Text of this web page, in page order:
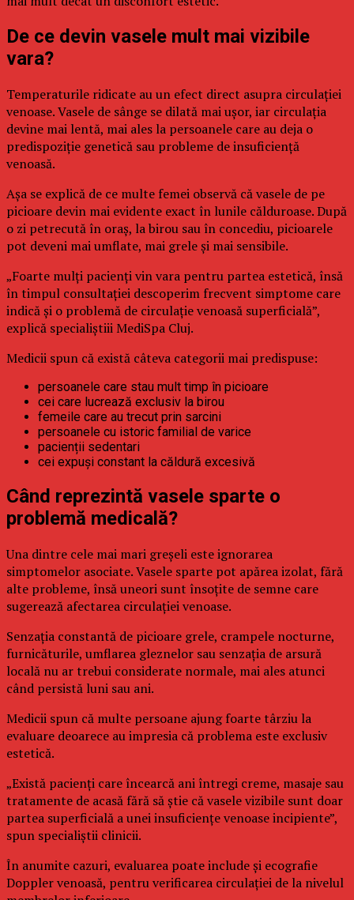
De ce devin vasele mult mai vizibile
vara?
Temperaturile ridicate au un efect direct asupra circulației
venoase. Vasele de sânge se dilată mai ușor, iar circulația
devine mai lentă, mai ales la persoanele care au deja o
predispoziție genetică sau probleme de insuficiență
venoasă.
Așa se explică de ce multe femei observă că vasele de pe
picioare devin mai evidente exact în lunile călduroase. După
o zi petrecută în oraș, la birou sau în concediu, picioarele
pot deveni mai umflate, mai grele și mai sensibile.
„Foarte mulți pacienți vin vara pentru partea estetică, însă
în timpul consultației descoperim frecvent simptome care
indică și o problemă de circulație venoasă superficială”,
explică specialiștiii MediSpa Cluj.
Medicii spun că există câteva categorii mai predispuse:
persoanele care stau mult timp în picioare
cei care lucrează exclusiv la birou
femeile care au trecut prin sarcini
persoanele cu istoric familial de varice
pacienții sedentari
cei expuși constant la căldură excesivă
Când reprezintă vasele sparte o
problemă medicală?
Una dintre cele mai mari greșeli este ignorarea
simptomelor asociate. Vasele sparte pot apărea izolat, fără
alte probleme, însă uneori sunt însoțite de semne care
sugerează afectarea circulației venoase.
Senzația constantă de picioare grele, crampele nocturne,
furnicăturile, umflarea gleznelor sau senzația de arsură
locală nu ar trebui considerate normale, mai ales atunci
când persistă luni sau ani.
Medicii spun că multe persoane ajung foarte târziu la
evaluare deoarece au impresia că problema este exclusiv
estetică.
„Există pacienți care încearcă ani întregi creme, masaje sau
tratamente de acasă fără să știe că vasele vizibile sunt doar
partea superficială a unei insuficiențe venoase incipiente”,
spun specialiștii clinicii.
În anumite cazuri, evaluarea poate include și ecografie
Doppler venoasă, pentru verificarea circulației de la nivelul